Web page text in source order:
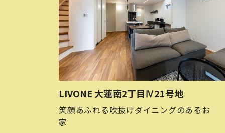
LIVONE 大蓮南2丁目Ⅳ21号地
笑顔あふれる吹抜けダイニングのあるお
家